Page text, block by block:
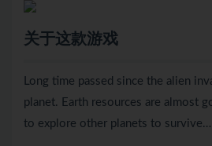
关于这款游戏
Long time passed since the alien
planet. Earth resources are almost
to explore other planets to survive…